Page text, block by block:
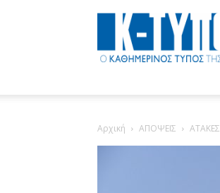
Κ-
ΤΥΠΟΣ
Αρχική ΑΠΟΨΕΙΣ ΑΤΑΚΕΣ